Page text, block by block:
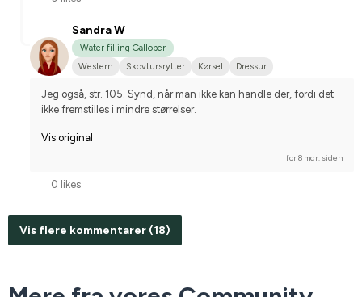
Sandra W
Water filling Galloper
Western
Skovtursrytter Kørsel Dressur
Jeg også, str. 105. Synd, når man ikke kan handle der, fordi det
ikke fremstilles i mindre størrelser.
Vis original
for 8 mdr. siden
0 likes
Vis flere kommentarer (18)